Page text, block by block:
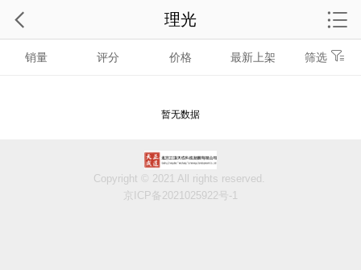
销量 评分 价格 最新上架 筛选
暂无数据
理光
Copyright © 2021 All rights reserved.
京ICP备2021025922号-1